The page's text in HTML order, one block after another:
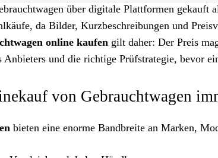
über digitale Plattformen gekauft
da Bilder, Kurzbeschreibungen und
online kaufen gilt daher: Der Preis
Anbieters und die richtige Prüfstrategie, bevor
von Gebrauchtwagen
bieten eine enorme Bandbreite an Marken,